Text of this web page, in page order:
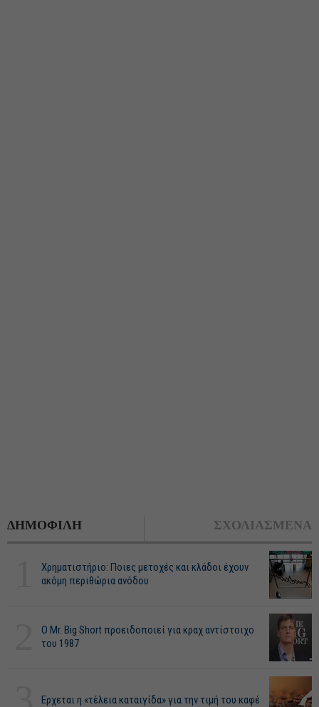
ΔΗΜΟΦΙΛΗ ΣΧΟΛΙΑΣΜΕΝΑ
Χρηματιστήριο: Ποιες μετοχές και κλάδοι έχουν
ακόμη περιθώρια ανόδου
O Mr. Big Short προειδοποιεί για κραχ αντίστοιχο
του 1987
Ερχεται η «τέλεια καταιγίδα» για την τιμή του καφέ